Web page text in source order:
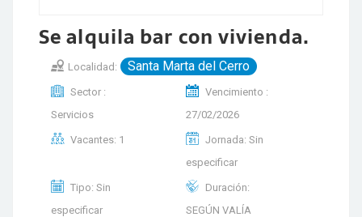
Se alquila bar con vivienda.
Localidad: Santa Marta del Cerro
Sector :
Servicios
Vencimiento :
27/02/2026
Vacantes: 1
Jornada: Sin
especificar
Tipo: Sin
especificar
Duración:
SEGÚN VALÍA